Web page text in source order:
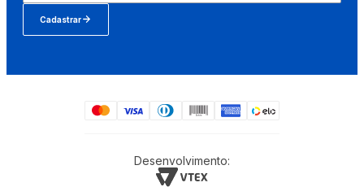
Cadastrar
Desenvolvimento: